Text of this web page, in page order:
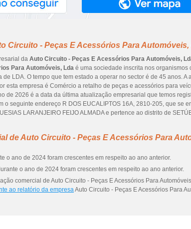
Circuito - Peças E Acessórios Para Automóveis,
da Auto Circuito - Peças E Acessórios Para Automóveis,
Para Automóveis, Lda é uma sociedade inscrita nos organismos
de LDA. O tempo que tem estado a operar no sector é de 45 anos. A
esta empresa é Comércio a retalho de peças e acessórios para
de 2026 é a data da última atualização empresarial que temos
o seguinte endereço R DOS EUCALIPTOS 16A, 2810-205, que se
LARANJEIRO FEIJO ALMADA e pertence ao distrito de
de Auto Circuito - Peças E Acessórios Para
o ano de 2024 foram crescentes em respeito ao ano anterior.
o ano de 2024 foram crescentes em respeito ao ano anterior.
comercial de Auto Circuito - Peças E Acessórios Para
ao relatório da empresaAuto Circuito - Peças E Acessórios Para